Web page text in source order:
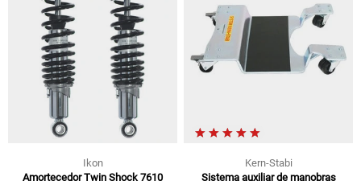
Ikon
Amortecedor Twin Shock 7610
Kern-Stabi
Sistema auxiliar de manobras